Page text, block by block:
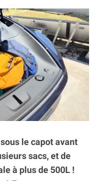
le capot avant
sacs, et de
à plus de 500L !